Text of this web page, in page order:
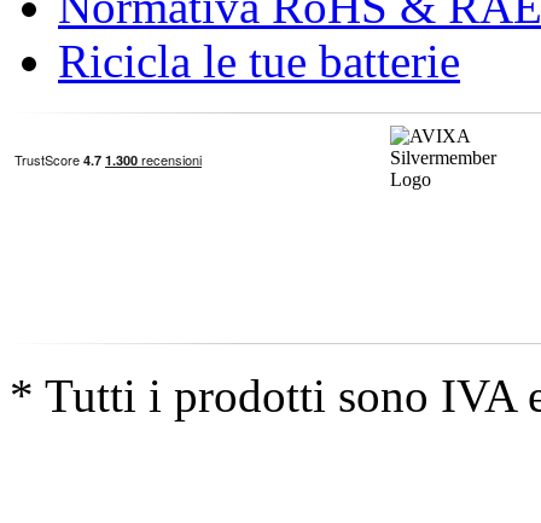
Ricicla le tue batterie
* Tutti i prodotti sono IVA